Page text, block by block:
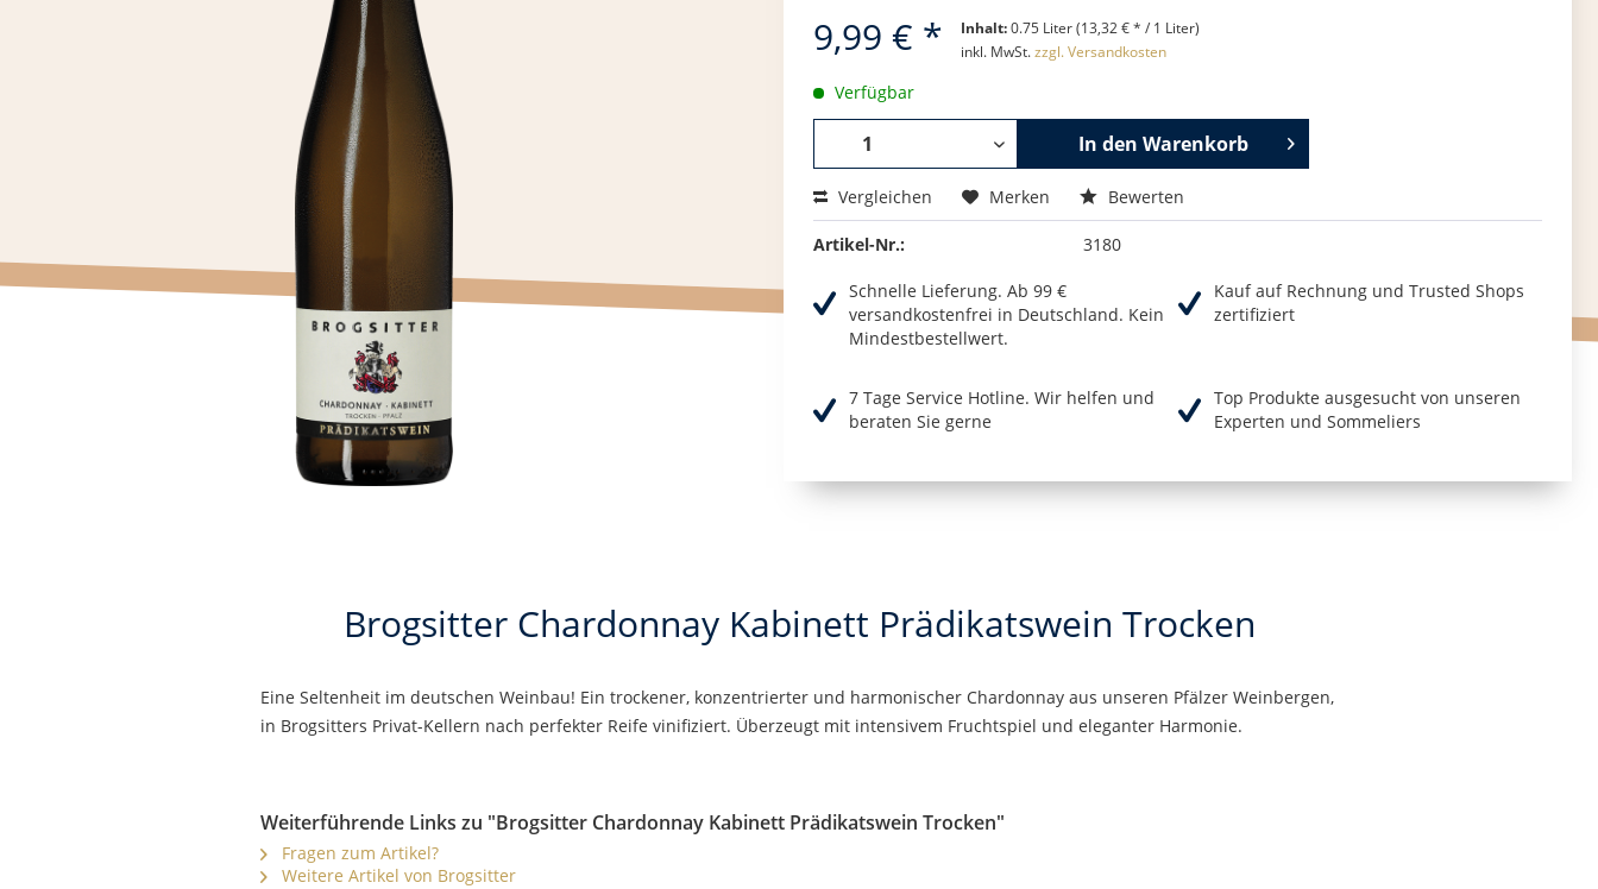
9,99 € * Inhalt:0.75 Liter (13,32 € * / 1 Liter)
inkl. MwSt.zzgl. Versandkosten
Verfügbar
In den Warenkorb
Vergleichen Merken Bewerten
Artikel-Nr.: 3180
Schnelle Lieferung. Ab 99 €
versandkostenfrei in Deutschland. Kein
Mindestbestellwert.
Kauf auf Rechnung und Trusted Shops
zertifiziert
7 Tage Service Hotline. Wir helfen und
beraten Sie gerne
Top Produkte ausgesucht von unseren
Experten und Sommeliers
Brogsitter Chardonnay Kabinett Prädikatswein Trocken
Eine Seltenheit im deutschen Weinbau! Ein trockener, konzentrierter und harmonischer Chardonnay aus unseren Pfälzer Weinbergen,
in Brogsitters Privat-Kellern nach perfekter Reife vinifiziert. Überzeugt mit intensivem Fruchtspiel und eleganter Harmonie.
Weiterführende Links zu "Brogsitter Chardonnay Kabinett Prädikatswein Trocken"
Fragen zum Artikel?
Weitere Artikel von Brogsitter